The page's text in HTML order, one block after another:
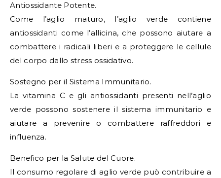
Antiossidante Potente.
Come l’aglio maturo, l’aglio verde contiene
antiossidanti come l’allicina, che possono aiutare a
combattere i radicali liberi e a proteggere le cellule
del corpo dallo stress ossidativo.
Sostegno per il Sistema Immunitario.
La vitamina C e gli antiossidanti presenti nell’aglio
verde possono sostenere il sistema immunitario e
aiutare a prevenire o combattere raffreddori e
influenza.
Benefico per la Salute del Cuore.
Il consumo regolare di aglio verde può contribuire a